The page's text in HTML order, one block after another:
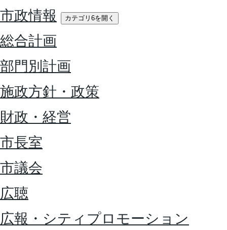
市政情報
カテゴリ6を開く
総合計画
部門別計画
施政方針・政策
財政・経営
市長室
市議会
広聴
広報・シティプロモーション